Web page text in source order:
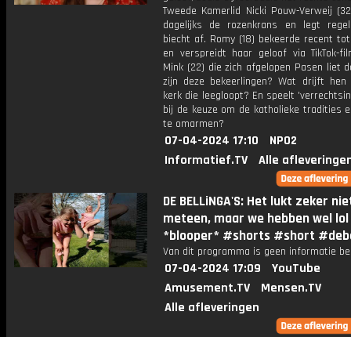
Tweede Kamerlid Nicki Pouw-Verweij
dagelijks de rozenkrans en legt
biecht af. Romy (18) bekeerde recent
en verspreidt haar geloof via TikTok-
Mink (22) die zich afgelopen Pasen liet
zijn deze bekeerlingen? Wat drijft hen
kerk die leegloopt? En speelt
bij de keuze om de katholieke tradities
te omarmen?
07-04-2024 17:10
NPO2
Informatief.TV
Alle
DE BELLiNGA'S: Het lukt zeker
meteen, maar we hebben wel
*blooper* #shorts #short
Van dit programma is geen informatie
07-04-2024 17:09
YouTube
Amusement.TV
Mensen.TV
Alle afleveringen